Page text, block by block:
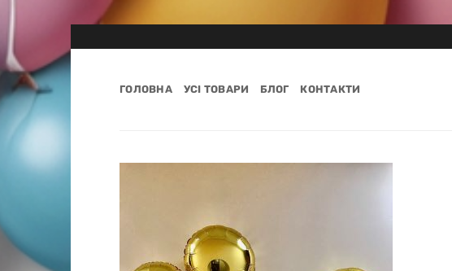
ГОЛОВНА УСІ ТОВАРИ БЛОГ КОНТАКТИ